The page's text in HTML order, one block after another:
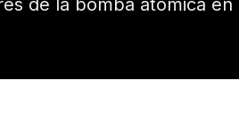
de la bomba atómica en